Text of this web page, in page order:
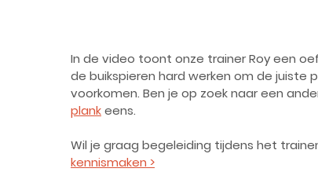
In de video toont onze trainer Roy een
de buikspieren hard werken om de juiste
voorkomen. Ben je op zoek naar een
plankeens.
Wil je graag begeleiding tijdens het
kennismaken >